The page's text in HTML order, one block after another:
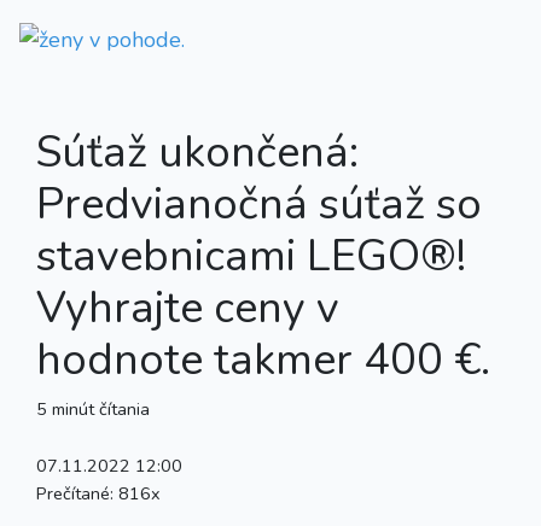
Súťaž ukončená:
Predvianočná súťaž so
stavebnicami LEGO®!
Vyhrajte ceny v
hodnote takmer 400 €.
5 minút čítania
07.11.2022 12:00
Prečítané: 816x